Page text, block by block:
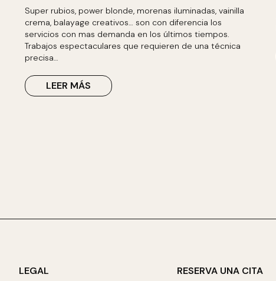
Super rubios, power blonde, morenas iluminadas, vainilla
crema, balayage creativos… son con diferencia los
servicios con mas demanda en los últimos tiempos.
Trabajos espectaculares que requieren de una técnica
precisa…
LEER MÁS
LEGAL RESERVA UNA CITA